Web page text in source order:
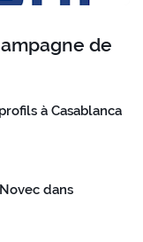
de
à Casablanca
dans